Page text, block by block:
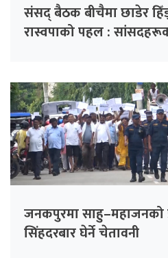
संसद् बैठक बीचैमा छाडेर
रास्वपाको पहल :
जनकपुरमा साहु–महाजनको
सिंहदरबार घेर्ने चेतावनी